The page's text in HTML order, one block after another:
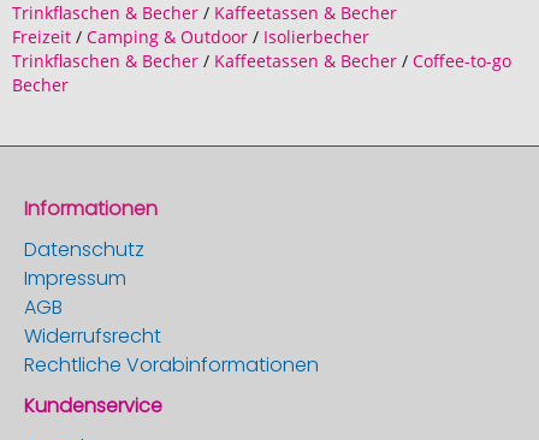
Trinkflaschen & Becher / Kaffeetassen & Becher
Freizeit / Camping & Outdoor / Isolierbecher
Trinkflaschen & Becher / Kaffeetassen & Becher / Coffee-to-go
Becher
Informationen
Datenschutz
Impressum
AGB
Widerrufsrecht
Rechtliche Vorabinformationen
Kundenservice